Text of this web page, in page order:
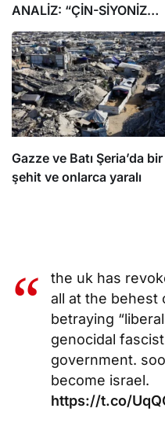
ANALİZ: “ÇİN-SİYONİZM
İTTİFAKI’NİN
BİLİNMEYENLERİ”
Gazze ve Batı Şeria’da bir
şehit ve onlarca yaralı
the uk has
all at the behest
betraying
genocidal
government.
become israel.
https://t.co/